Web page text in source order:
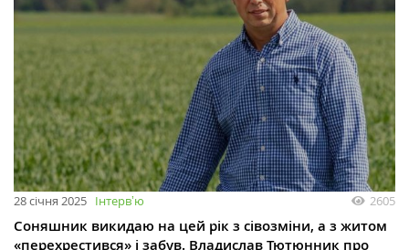
28 січня 2025 Інтервʼю 2605
Соняшник викидаю на цей рік з сівозміни, а з житом
«перехрестився» і забув. Владислав Тютюнник про